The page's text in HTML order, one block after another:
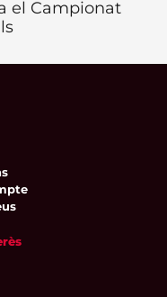
el Campionat